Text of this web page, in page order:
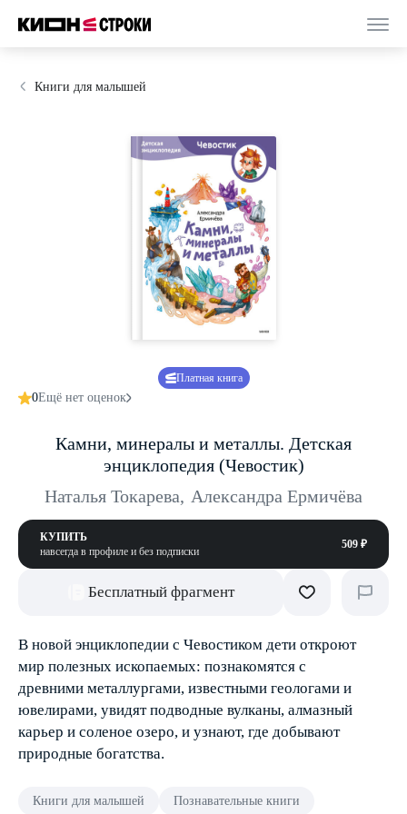
Книги для малышей
Платная книга
0Ещё нет оценок
Камни, минералы и металлы. Детская
энциклопедия (Чевостик)
Наталья Токарева, Александра Ермичёва
КУПИТЬ
навсегда в профиле и без подписки
509 ₽
Бесплатный фрагмент
В новой энциклопедии с Чевостиком дети откроют
мир полезных ископаемых: познакомятся с
древними металлургами, известными геологами и
ювелирами, увидят подводные вулканы, алмазный
карьер и соленое озеро, и узнают, где добывают
природные богатства.
Книги для малышей Познавательные книги